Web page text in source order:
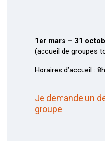
1er mars – 31
(accueil de groupes
Horaires d’accueil :
Je demande un
groupe